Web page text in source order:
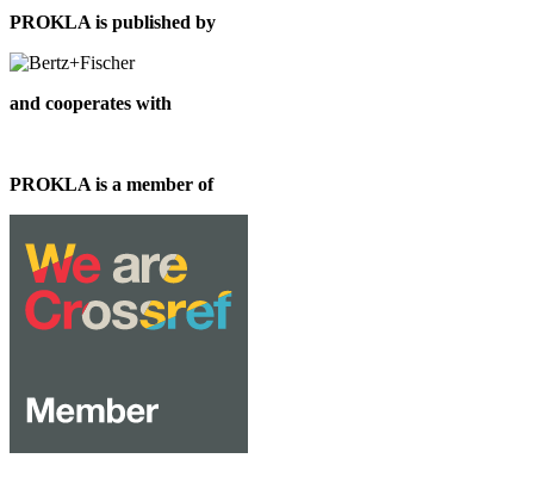
PROKLA is published by
and cooperates with
PROKLA is a member of